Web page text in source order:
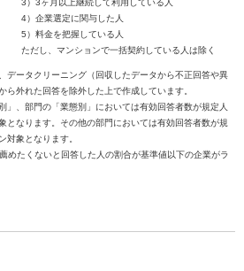
3）3ヶ月以上継続して利用している人
4）企業選定に関与した人
5）料金を把握している人
ただし、マンションで一括契約している人は除く
データクリーニング（回収したデータから不正回答や異
ら外れた回答を除外した上で作成しています。
、部門の「業態別」においては有効回答者数が規定人
となります。その他の部門においては有効回答者数が規
対象となります。
めたくないと回答した人の割合が基準値以下の企業がラ